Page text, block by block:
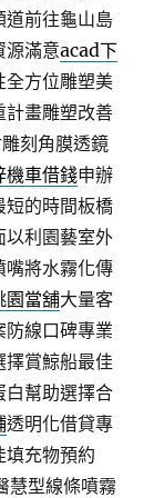
道前往龜山島
源滿意acad下
全方位雕塑美
計畫雕塑改善
刻角膜透鏡
機車借錢申辦
短的時間板橋
以利園藝室外
嘴將水霧化傳
園當舖大量客
線口碑專業
擇賞鯨船最佳
白幫助選擇合
透明化借貸專
填充物預約
慧型線條噴霧